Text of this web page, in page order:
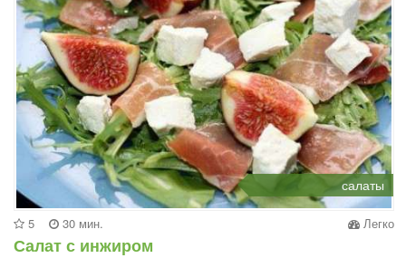
салаты
5 30 мин. Легко
Салат с инжиром